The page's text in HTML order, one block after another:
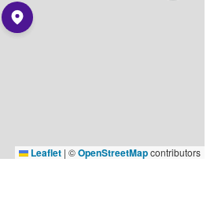
Leaflet | ©OpenStreetMapcontributors